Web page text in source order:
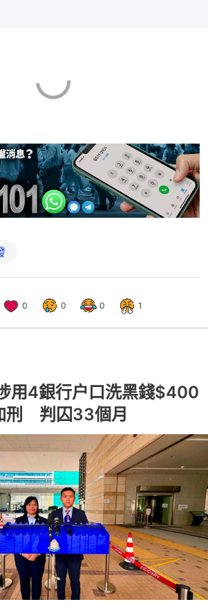
0 0 0 1
用4銀行户口洗黑錢$400
刑 判囚33個月